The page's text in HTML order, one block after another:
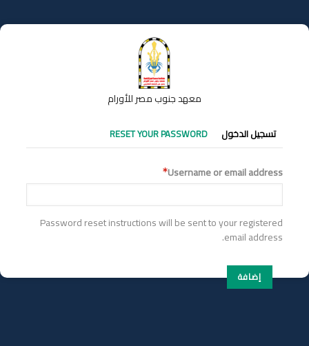
إلى
المحتوى
معهد جنوب مصر للأورام
التبويبات
الأساسية
تسجيل الدخول RESET YOUR PASSWORD
Username or email address
Password reset instructions will be sent to your registered
email address.